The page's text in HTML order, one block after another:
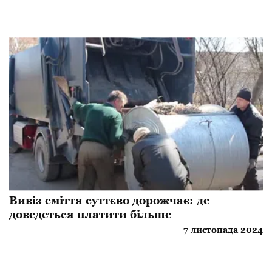
Вивіз сміття суттєво дорожчає: де
доведеться платити більше
7 листопада 2024